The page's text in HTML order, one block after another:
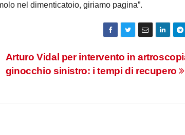
nel dimenticatoio, giriamo pagina”.
Arturo Vidal per intervento in
ginocchio sinistro: i tempi di recupero